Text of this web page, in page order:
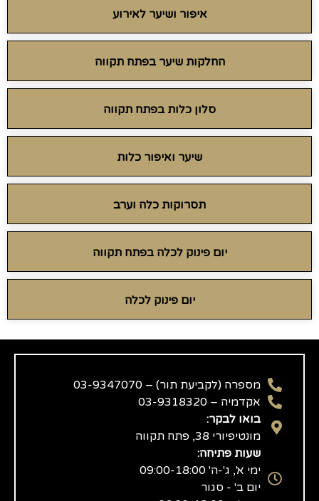
איפור ושיער לאירוע
החלקות שיער בפתח תקווה
סלון כלות בפתח תקווה
שיער ואיפור כלות
תסרוקות כלה וערב
יום פינוק לכלה בפתח תקווה
יום פינוק לכלה
מספרה (לקביעת תור) – 03-9347070
אקדמיה – 03-9318320
בואו לבקר:
מונטיפיורי 38, פתח תקווה
שעות פתיחה:
ימי א', ג'-ה' 09:00-18:00
יום ב' - סגור